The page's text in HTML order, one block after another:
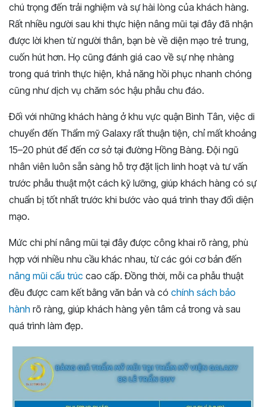
chú trọng đến trải nghiệm và sự hài lòng của khách hàng.
Rất nhiều người sau khi thực hiện nâng mũi tại đây đã nhận
được lời khen từ người thân, bạn bè về diện mạo trẻ trung,
cuốn hút hơn. Họ cũng đánh giá cao về sự nhẹ nhàng
trong quá trình thực hiện, khả năng hồi phục nhanh chóng
cũng như dịch vụ chăm sóc hậu phẫu chu đáo.
Đối với những khách hàng ở khu vực quận Bình Tân, việc di
chuyển đến Thẩm mỹ Galaxy rất thuận tiện, chỉ mất khoảng
15–20 phút để đến cơ sở tại đường Hồng Bàng. Đội ngũ
nhân viên luôn sẵn sàng hỗ trợ đặt lịch linh hoạt và tư vấn
trước phẫu thuật một cách kỹ lưỡng, giúp khách hàng có sự
chuẩn bị tốt nhất trước khi bước vào quá trình thay đổi diện
mạo.
Mức chi phí nâng mũi tại đây được công khai rõ ràng, phù
hợp với nhiều nhu cầu khác nhau, từ các gói cơ bản đến
nâng mũi cấu trúc cao cấp. Đồng thời, mỗi ca phẫu thuật
đều được cam kết bằng văn bản và có chính sách bảo
hành rõ ràng, giúp khách hàng yên tâm cả trong và sau
quá trình làm đẹp.